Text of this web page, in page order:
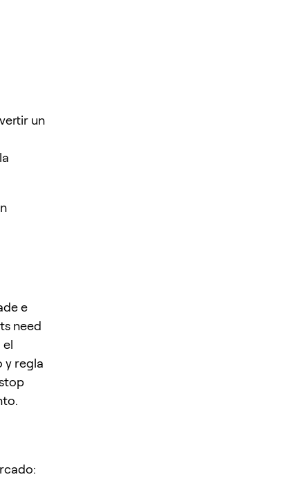
un
e
need
el
y regla